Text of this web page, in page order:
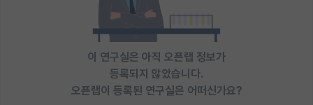
이 연구실은 아직 오픈랩 정보가
등록되지 않았습니다.
오픈랩이 등록된 연구실은 어떠신가요?